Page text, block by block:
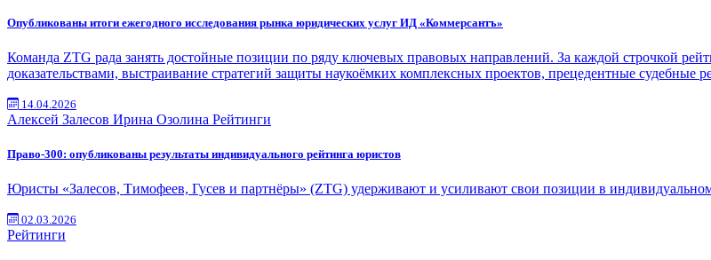
Опубликованы итоги ежегодного исследования рынка юридических услуг ИД «Коммерсантъ»
Команда ZTG рада занять достойные позиции по ряду ключевых правовых направлений. За каждой строчкой
доказательствами, выстраивание стратегий защиты наукоёмких комплексных проектов, прецедентные судебные
14.04.2026
Алексей Залесов Ирина Озолина Рейтинги
Право-300: опубликованы результаты индивидуального рейтинга юристов
Юристы «Залесов, Тимофеев, Гусев и партнёры» (ZTG) удерживают и усиливают свои позиции в
02.03.2026
Рейтинги